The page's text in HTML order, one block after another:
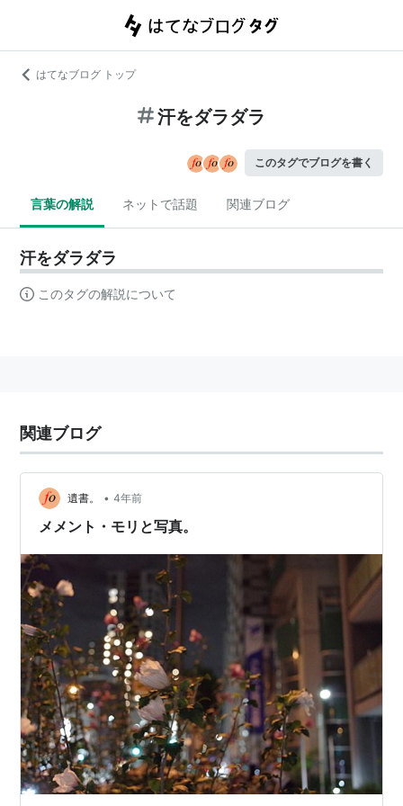
はてなブログ トップ
汗をダラダラ
このタグでブログを書く
言葉の解説 ネットで話題 関連ブログ
汗をダラダラ
このタグの解説について
関連ブログ
遺書。 • 4年前
メメント・モリと写真。